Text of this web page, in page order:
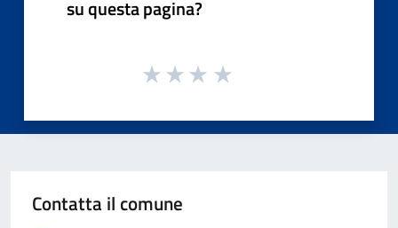
su questa pagina?
Contatta il comune